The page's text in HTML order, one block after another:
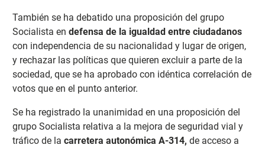
También se ha debatido una proposición del grupo
Socialista en defensa de la igualdad entre ciudadanos
con independencia de su nacionalidad y lugar de origen,
y rechazar las políticas que quieren excluir a parte de la
sociedad, que se ha aprobado con idéntica correlación de
votos que en el punto anterior.
Se ha registrado la unanimidad en una proposición del
grupo Socialista relativa a la mejora de seguridad vial y
tráfico de la carretera autonómica A-314, de acceso a